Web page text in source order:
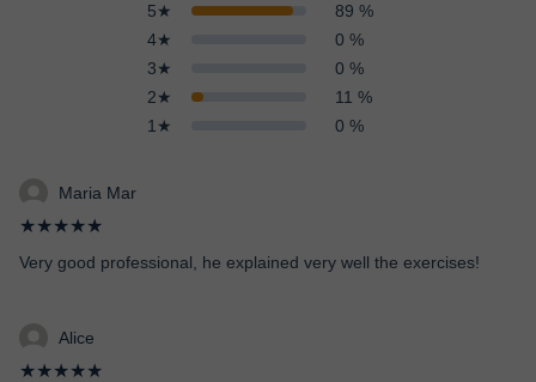
5★
89 %
4★
0 %
3★
0 %
2★
11 %
1★
0 %
Maria Mar
★★★★★
Very good professional, he explained very well the exercises!
Alice
★★★★★